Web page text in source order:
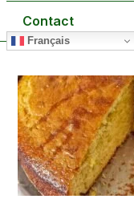
Contact
Français